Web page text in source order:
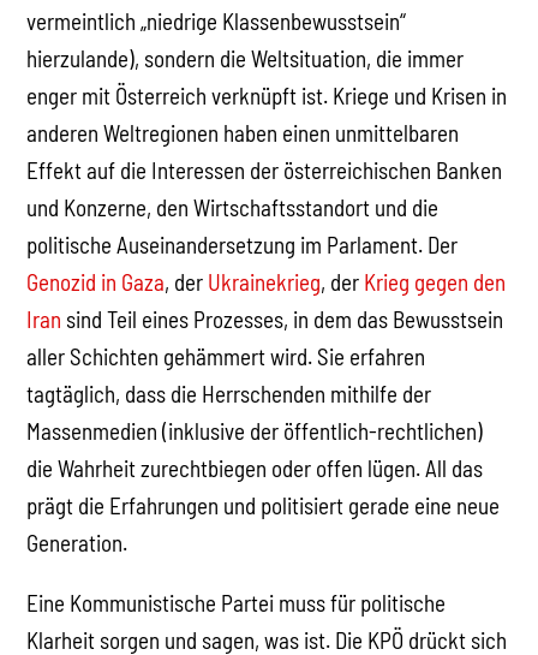
vermeintlich „niedrige Klassenbewusstsein“
hierzulande), sondern die Weltsituation, die immer
enger mit Österreich verknüpft ist. Kriege und Krisen in
anderen Weltregionen haben einen unmittelbaren
Effekt auf die Interessen der österreichischen Banken
und Konzerne, den Wirtschaftsstandort und die
politische Auseinandersetzung im Parlament. Der
Genozid in Gaza, der Ukrainekrieg, der Krieg gegen den
Iran sind Teil eines Prozesses, in dem das Bewusstsein
aller Schichten gehämmert wird. Sie erfahren
tagtäglich, dass die Herrschenden mithilfe der
Massenmedien (inklusive der öffentlich-rechtlichen)
die Wahrheit zurechtbiegen oder offen lügen. All das
prägt die Erfahrungen und politisiert gerade eine neue
Generation.
Eine Kommunistische Partei muss für politische
Klarheit sorgen und sagen, was ist. Die KPÖ drückt sich